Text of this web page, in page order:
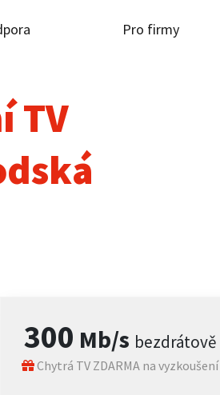
Pro firmy
TV
300 Mb/s bezdrátově
Chytrá TV ZDARMA na vyzkoušení